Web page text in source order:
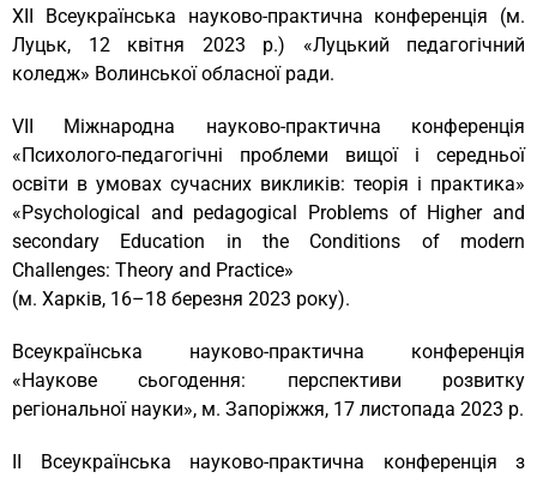
XII Всеукраїнська науково-практична конференція (м.
Луцьк, 12 квітня 2023 р.) «Луцький педагогічний
коледж» Волинської обласної ради.
VІІ Міжнародна науково-практична конференція
«Психолого-педагогічні проблеми вищої і середньої
освіти в умовах сучасних викликів: теорія і практика»
«Psychological and pedagogical Problems of Higher and
secondary Education in the Conditions of modern
Challenges: Theory and Practice»
(м. Харків, 16–18 березня 2023 року).
Всеукраїнська науково-практична конференція
«Наукове сьогодення: перспективи розвитку
регіональної науки», м. Запоріжжя, 17 листопада 2023 р.
ІІ Всеукраїнська науково-практична конференція з